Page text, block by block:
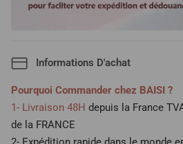
Informations D'achat
Pourquoi Commander chez BAISI ?
1- Livraison 48H depuis la France
de la FRANCE